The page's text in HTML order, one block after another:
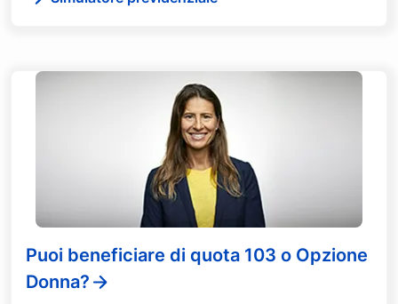
Puoi beneficiare di quota 103 o Opzione
Donna?